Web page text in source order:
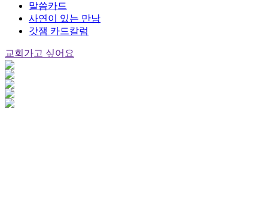
말씀카드
사연이 있는 만남
갓잼 카드칼럼
교회가고 싶어요